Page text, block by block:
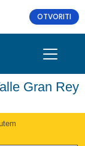
OTVORITI
Gran Rey